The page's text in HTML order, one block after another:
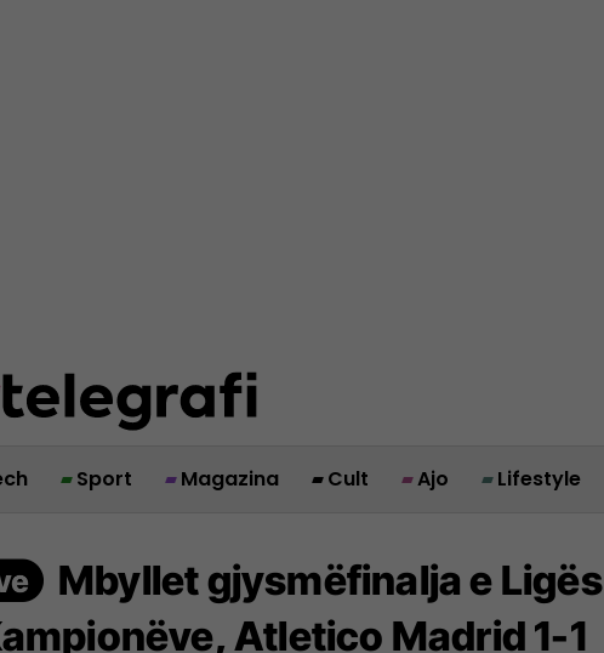
Sport Magazina Cult Ajo Lifestyle
Mbyllet gjysmëfinalja e Ligës
Atletico Madrid 1-1